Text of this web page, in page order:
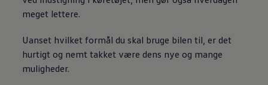
meget lettere.
Uanset hvilket formål du skal bruge bilen til, er det
hurtigt og nemt takket være dens nye og mange
muligheder.